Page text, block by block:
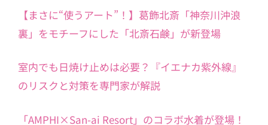
【まさに“使うアート”！】葛飾北斎「神奈川沖浪
裏」をモチーフにした「北斎石鹸」が新登場
室内でも日焼け止めは必要？『イエナカ紫外線』
のリスクと対策を専門家が解説
「AMPHI×San-ai Resort」のコラボ水着が登場！